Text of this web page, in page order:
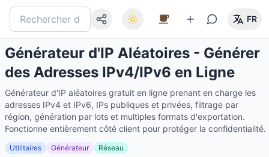
FR
Générateur d'IP Aléatoires - Générer
des Adresses IPv4/IPv6 en Ligne
Générateur d'IP aléatoires gratuit en ligne prenant en charge les
adresses IPv4 et IPv6, IPs publiques et privées, filtrage par
région, génération par lots et multiples formats d'exportation.
Fonctionne entièrement côté client pour protéger la confidentialité.
Utilitaires Générateur Réseau